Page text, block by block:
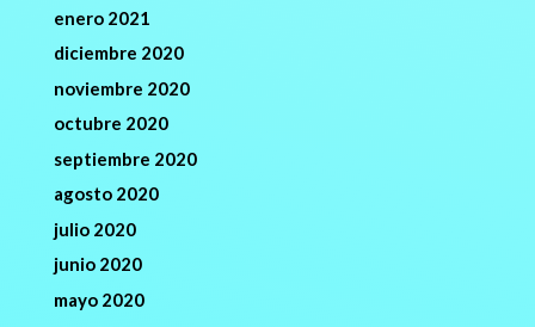
enero 2021
diciembre 2020
noviembre 2020
octubre 2020
septiembre 2020
agosto 2020
julio 2020
junio 2020
mayo 2020